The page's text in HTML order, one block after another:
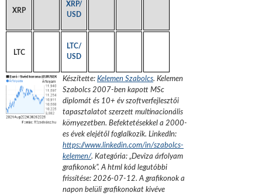
XRP
XRP/
USD
LTC
LTC/
USD
Készítette: Kelemen Szabolcs. Kelemen
Szabolcs 2007-ben kapott MSc
diplomát és 10+ év szoftverfejlesztői
tapasztalatot szerzett multinacionális
környezetben. Befektetésekkel a 2000-
es évek elejétől foglalkozik. LinkedIn:
https://www.linkedin.com/in/szabolcs-
kelemen/. Kategória: „Deviza árfolyam
grafikonok”.A html kód legutóbbi
frissítése: 2026-07-12. A grafikonok a
napon belüli grafikonokat kivéve